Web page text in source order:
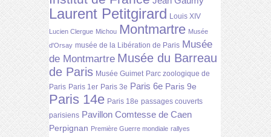
Laurent Petitgirard Louis XIV
Lucien Clergue Michou Montmartre Musée
d'Orsay musée de la Libération de Paris Musée
de Montmartre Musée du Barreau
de Paris Musée Guimet Parc zoologique de
Paris Paris 1er Paris 3e Paris 6e Paris 9e
Paris 14e Paris 18e passages couverts
parisiens Pavillon Comtesse de Caen
Perpignan Première Guerre mondiale rallyes